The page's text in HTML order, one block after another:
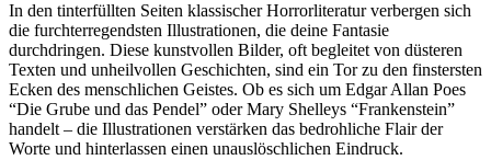
In den tinterfüllten Seiten klassischer Horrorliteratur verbergen sich
die furchterregendsten Illustrationen, die deine Fantasie
durchdringen. Diese kunstvollen Bilder, oft begleitet von düsteren
Texten und unheilvollen Geschichten, sind ein Tor zu den finstersten
Ecken des menschlichen Geistes. Ob es sich um Edgar Allan Poes
“Die Grube und das Pendel” oder Mary Shelleys “Frankenstein”
handelt – die Illustrationen verstärken das bedrohliche Flair der
Worte und hinterlassen einen unauslöschlichen Eindruck.